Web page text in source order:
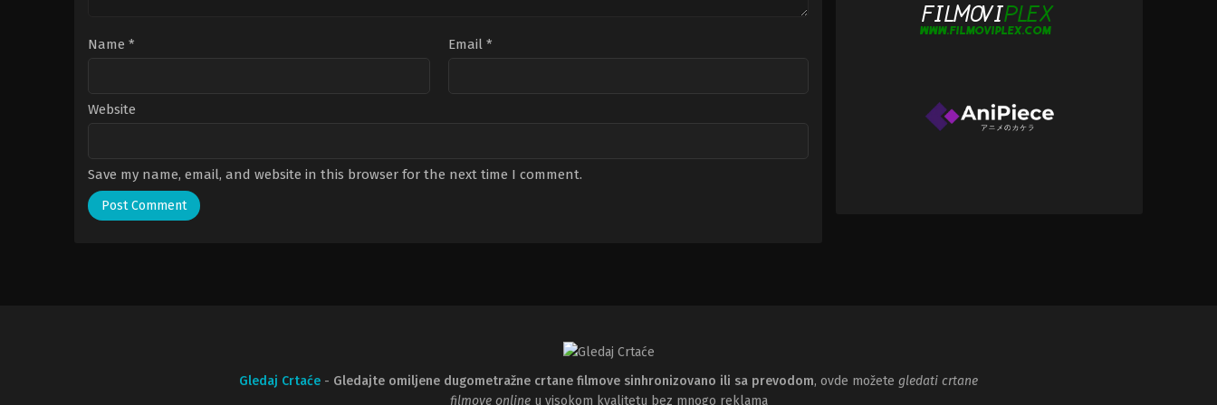
Name * Email *
Website
Save my name, email, and website in this browser for the next time I comment.
Gledaj Crtaće - Gledajte omiljene dugometražne crtane filmove sinhronizovano ili sa prevodom, ovde možete gledati crtane
filmove onlineu visokom kvalitetu bez mnogo reklama